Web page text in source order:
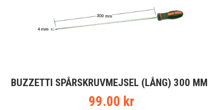
BUZZETTI SPÅRSKRUVMEJSEL (LÅNG) 300 MM
99.00 kr